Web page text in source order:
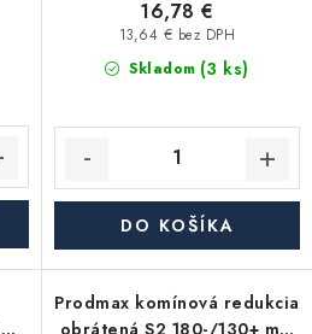
Skladom (3 ks)
13,64 € bez DPH
16,78 €
DO KOŠÍKA
Prodmax komínová redukcia
obrátená S2 180-/130+ mm